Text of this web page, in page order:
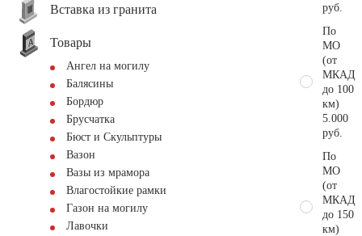
Вставка из гранита
Товары
Ангел на могилу
Балясины
Бордюр
Брусчатка
Бюст и Скульптуры
Вазон
Вазы из мрамора
Влагостойкие рамки
Газон на могилу
Лавочки
руб.
По
МО
(от
МКАД
до 100
км)
5.000
руб.
По
МО
(от
МКАД
до 150
км)